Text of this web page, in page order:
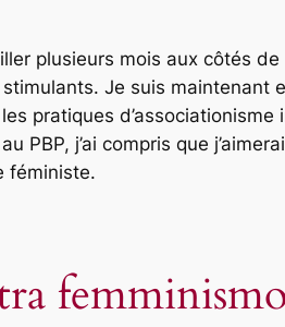
plusieurs mois aux côtés
Je suis maintenant
pratiques
j’ai compris que
féministe.